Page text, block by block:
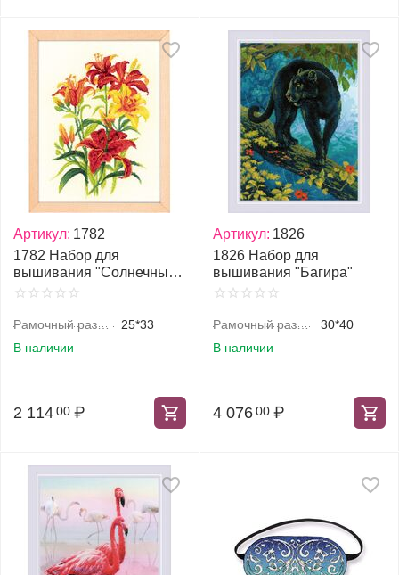
Артикул: 1782
1782 Набор для
вышивания "Солнечные
лилии"
Рамочный размер, см
25*33
В наличии
2 114 00 ₽
Артикул: 1826
1826 Набор для
вышивания "Багира"
Рамочный размер, см
30*40
В наличии
4 076 00 ₽